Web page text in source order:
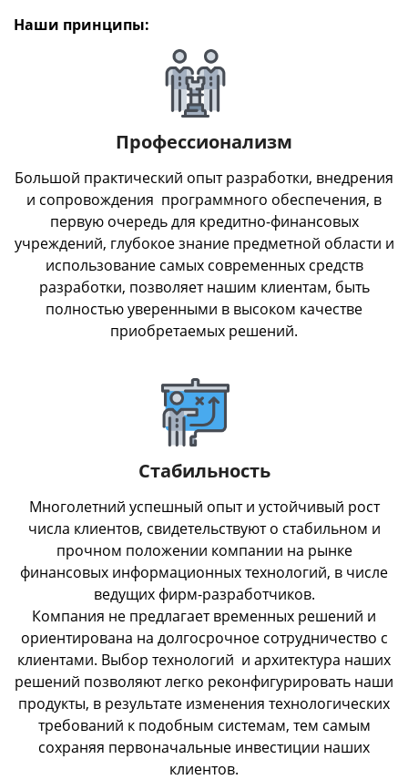
Наши принципы:
Профессионализм
Большой практический опыт разработки, внедрения
и сопровождения программного обеспечения, в
первую очередь для кредитно-финансовых
учреждений, глубокое знание предметной области и
использование самых современных средств
разработки, позволяет нашим клиентам, быть
полностью уверенными в высоком качестве
приобретаемых решений.
Стабильность
Многолетний успешный опыт и устойчивый рост
числа клиентов, свидетельствуют о стабильном и
прочном положении компании на рынке
финансовых информационных технологий, в числе
ведущих фирм-разработчиков.
Компания не предлагает временных решений и
ориентирована на долгосрочное сотрудничество с
клиентами. Выбор технологий и архитектура наших
решений позволяют легко реконфигурировать наши
продукты, в результате изменения технологических
требований к подобным системам, тем самым
сохраняя первоначальные инвестиции наших
клиентов.